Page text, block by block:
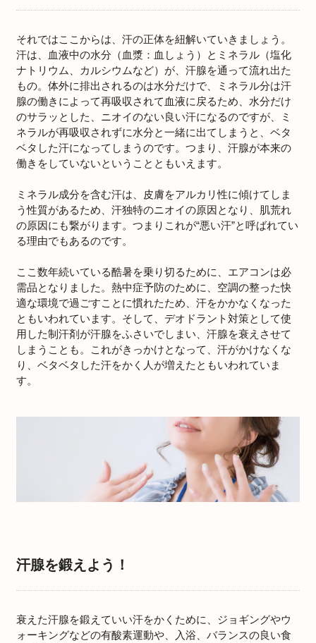
それではここからは、汗の正体を紐解いていきましょう。
汗は、血液中の水分（血漿：血しょう）とミネラル（塩化
ナトリウム、カルシウムなど）が、汗腺を通って流れ出た
もの。体外に排出されるのは水分だけで、ミネラル分は汗
腺の働きによって再吸収されて血液に戻るため、水分だけ
のサラッとした、ニオイのない良い汗になるのですが、ミ
ネラルが再吸収されずに水分と一緒に出てしまうと、ベタ
ベタした汗になってしまうのです。つまり、汗腺が本来の
働きをしていないということともいえます。
ミネラル成分を含む汗は、皮膚をアルカリ性に傾けてしま
う性質があるため、汗独特のニオイの原因となり、肌荒れ
の原因にも繋がります。つまりこれが“悪い汗”と呼ばれてい
る理由でもあるのです。
ここ数年続いている酷暑を乗り切るために、エアコンは必
需品となりました。熱中症予防のために、空調の整った快
適な環境で過ごすことに慣れたため、汗をかかなくなった
ともいわれています。そして、デオドラント対策として使
用した制汗剤が汗腺をふさいでしまい、汗腺を衰えさせて
しまうことも。これがきっかけとなって、汗がかけなくな
り、ベタベタした汗をかく人が増えたともいわれていま
す。
汗腺を鍛えよう！
衰えた汗腺を鍛えていい汗をかくために、ジョギングやウ
ォーキングなどの有酸素運動や、入浴、バランスの良い食